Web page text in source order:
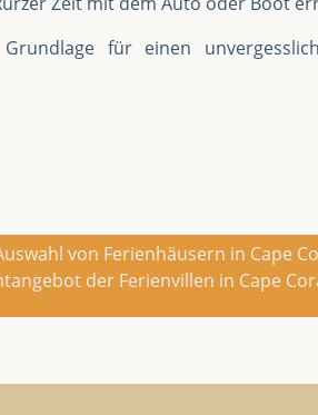
für einen
von Ferienhäusern in Cape
der Ferienvillen in Cape